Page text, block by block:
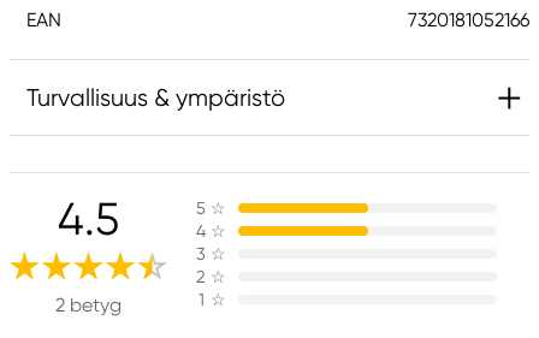
EAN 7320181052166
Turvallisuus & ympäristö
Vastuullinen EU
Kreatima
Panduro
205 14 Malmö, Sweden
www.panduro.com
4.5
2 betyg
5 ☆
4 ☆
3 ☆
2 ☆
1 ☆